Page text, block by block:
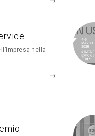
nella